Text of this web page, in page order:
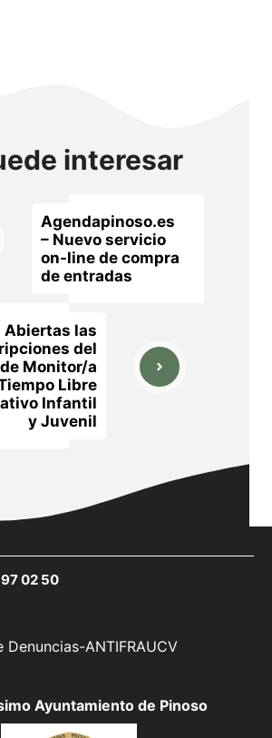
interesar
Agendapinoso.es
– Nuevo servicio
on-line de compra
de entradas
Abiertas las
del
Monitor/a
Libre
Infantil
y Juvenil
02 50
Denuncias-ANTIFRAUCV
Ayuntamiento de Pinoso